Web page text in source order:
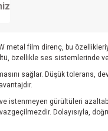
metal film direnç, bu
özellikle ses
sağlar. Düşük tolerans,
istenmeyen gürültüleri
Dolayısıyla,